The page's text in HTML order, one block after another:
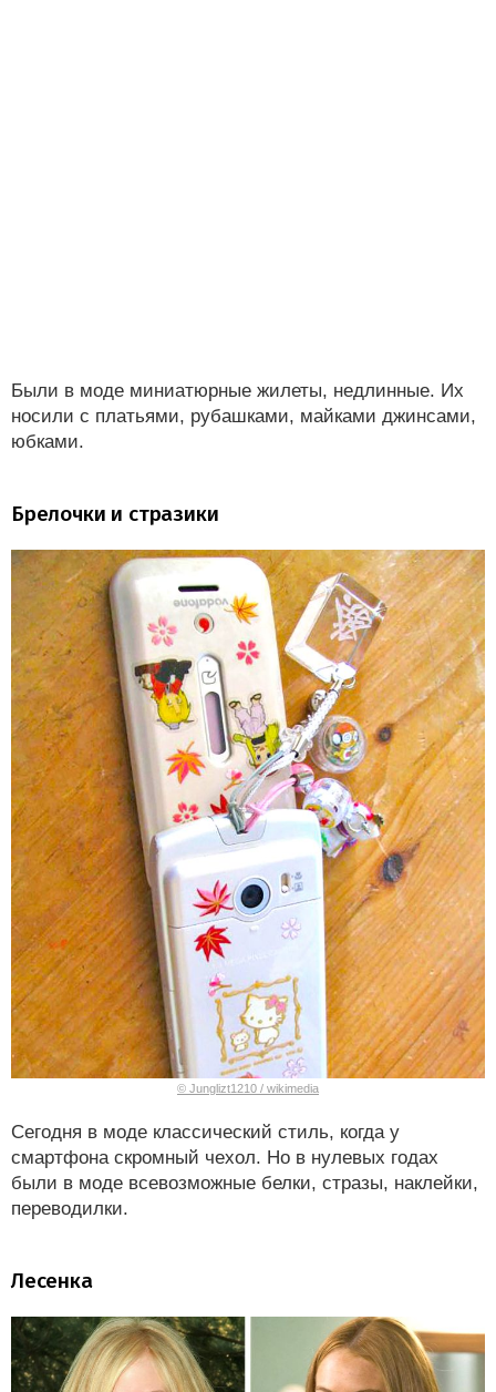
Были в моде миниатюрные жилеты, недлинные. Их
носили с платьями, рубашками, майками джинсами,
юбками.
Брелочки и стразики
© Junglizt1210 / wikimedia
Сегодня в моде классический стиль, когда у
смартфона скромный чехол. Но в нулевых годах
были в моде всевозможные белки, стразы, наклейки,
переводилки.
Лесенка